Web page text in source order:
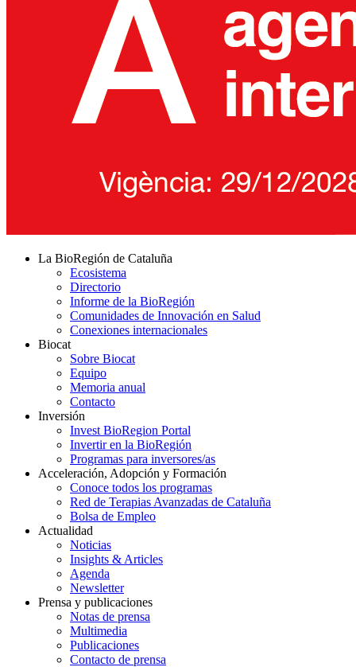
La BioRegión de Cataluña
Ecosistema
Directorio
Informe de la BioRegión
Comunidades de Innovación en Salud
Conexiones internacionales
Biocat
Sobre Biocat
Equipo
Memoria anual
Contacto
Inversión
Invest BioRegion Portal
Invertir en la BioRegión
Programas para inversores/as
Acceleración, Adopción y Formación
Conoce todos los programas
Red de Terapias Avanzadas de Cataluña
Bolsa de Empleo
Actualidad
Noticias
Insights & Articles
Agenda
Newsletter
Prensa y publicaciones
Notas de prensa
Multimedia
Publicaciones
Contacto de prensa